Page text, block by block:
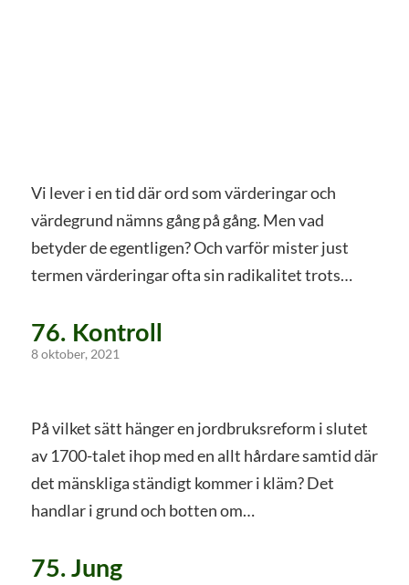
Vi lever i en tid där ord som värderingar och
värdegrund nämns gång på gång. Men vad
betyder de egentligen? Och varför mister just
termen värderingar ofta sin radikalitet trots…
76. Kontroll
8 oktober, 2021
På vilket sätt hänger en jordbruksreform i slutet
av 1700-talet ihop med en allt hårdare samtid där
det mänskliga ständigt kommer i kläm? Det
handlar i grund och botten om…
75. Jung